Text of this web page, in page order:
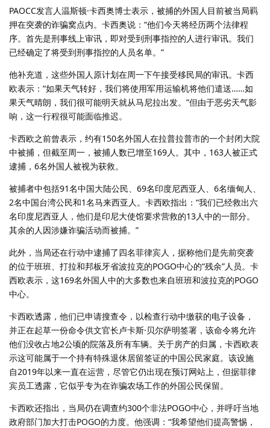
PAOCC发言人温斯顿·卡西奥博士表示，被捕的外国人目前被当局羁
押在突袭的诈骗窝点内。卡西奥说：“他们今天将经历两个法律程
序。首先是刑事线上审讯，即对受到刑事指控的人进行审讯。我们
已经确定了将受到刑事指控的人员名单。”
他补充道，这些外国人原计划在周一下午接受移民局的审讯。卡西
欧表示：“如果天气转好，我们将使用军用运输机将他们遣送……如
果天气晴朗，我们很可能明天就从马尼拉出发。”但由于恶劣天气影
响，这一行程很可能面临推迟。
卡西欧之前曾表示，约有150名外国人在拉普拉普市的一个封闭大院
中被捕，但截至周一，被捕人数已增至169人。其中，163人被正式
逮捕，6名外国人被视为获救。
被捕者中包括91名中国大陆公民、69名印度尼西亚人、6名缅甸人、
2名中国台湾公民和1名马来西亚人。卡西欧指出：“我们已经救出六
名印度尼西亚人，他们是印尼大使馆要求营救的13人中的一部分。
其余的人因涉嫌诈骗活动而被捕。”
此外，当局还在行动中逮捕了四名菲律宾人，据称他们是先前突袭
的位于班班、打拉和邦板牙省波拉克的POGO中心的“残余”人员。卡
西欧表示，这169名外国人中的大多数也来自班班和波拉克的POGO
中心。
卡西欧透露，他们已申请搜查令，以检查行动中缴获的电子设备，
并正在起草一份命令供文官长卢卡斯·贝尔萨明签署，该命令将允许
他们没收占地2公顷的院落及所有车辆。关于房产的归属，卡西欧表
示这可能属于一个持有特殊退休居留签证的中国公民家庭。该设施
自2019年以来一直在运营，尽管它仍出现在预订网站上，但据菲律
宾员工透露，它似乎专为在诈骗农场工作的外国公民保留。
卡西欧还指出，当局仍在调查约300个非法POGO中心，并呼吁当地
政府部门加大打击POGO的力度。他强调：“我希望他们提高警惕，